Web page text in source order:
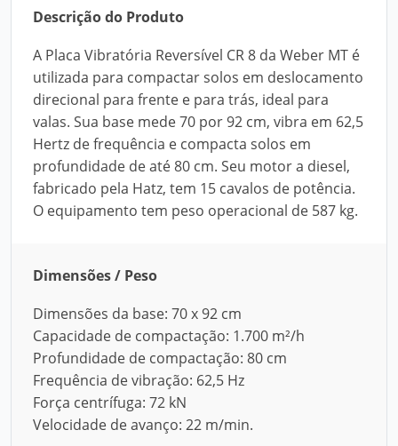
Descrição do Produto
A Placa Vibratória Reversível CR 8 da Weber MT é
utilizada para compactar solos em deslocamento
direcional para frente e para trás, ideal para
valas. Sua base mede 70 por 92 cm, vibra em 62,5
Hertz de frequência e compacta solos em
profundidade de até 80 cm. Seu motor a diesel,
fabricado pela Hatz, tem 15 cavalos de potência.
O equipamento tem peso operacional de 587 kg.
Dimensões / Peso
Dimensões da base: 70 x 92 cm
Capacidade de compactação: 1.700 m²/h
Profundidade de compactação: 80 cm
Frequência de vibração: 62,5 Hz
Força centrífuga: 72 kN
Velocidade de avanço: 22 m/min.